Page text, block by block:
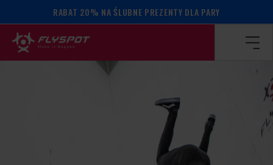
RABAT 20% NA ŚLUBNE PREZENTY DLA PARY
Strona główna / Kalendarz wydarzeń / SCRAMBLE VFS